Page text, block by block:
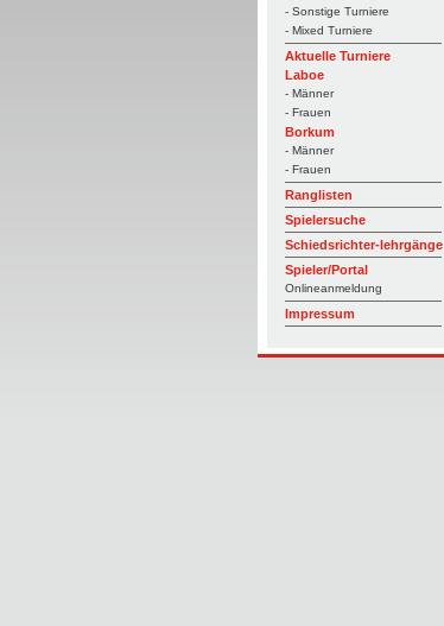
- Sonstige Turniere
- Mixed Turniere
Aktuelle Turniere
Laboe
- Männer
- Frauen
Borkum
- Männer
- Frauen
Ranglisten
Spielersuche
Schiedsrichter-lehrgänge
Spieler/Portal
Onlineanmeldung
Impressum